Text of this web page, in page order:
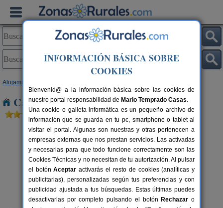
Alojamientos
Casas Rurales cerca de Puerto Moral
6+2 pers.
desde40 €
Apartamentos Rurales Finca La
Media Legua
Aracena (Huelva)
INFORMACIÓN BÁSICA SOBRE
COOKIES
Bienvenid@ a la información básica sobre las cookies de
nuestro portal responsabilidad de Mario Temprado Casas.
Una cookie o galleta informática es un pequeño archivo de
información que se guarda en tu pc, smartphone o tablet al
visitar el portal. Algunas son nuestras y otras pertenecen a
empresas externas que nos prestan servicios. Las activadas
y necesarias para que todo funcione correctamente son las
Cookies Técnicas y no necesitan de tu autorización. Al pulsar
el botónAceptar activarás el resto de cookies (analíticas y
publicitarias), personalizadas según tus preferencias y con
publicidad ajustada a tus búsquedas. Estas últimas puedes
desactivarlas por completo pulsando el botón Rechazar o